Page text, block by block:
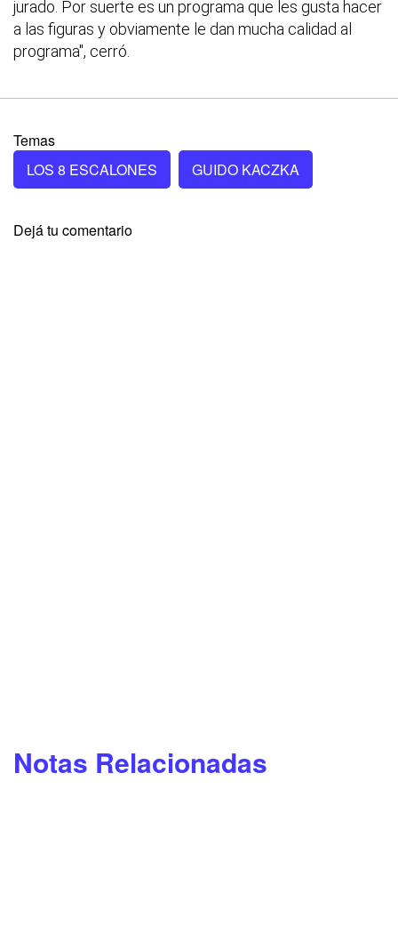
jurado. Por suerte es un programa que les gusta hacer
a las figuras y obviamente le dan mucha calidad al
programa", cerró.
Temas
LOS 8 ESCALONES
GUIDO KACZKA
Dejá tu comentario
Notas Relacionadas